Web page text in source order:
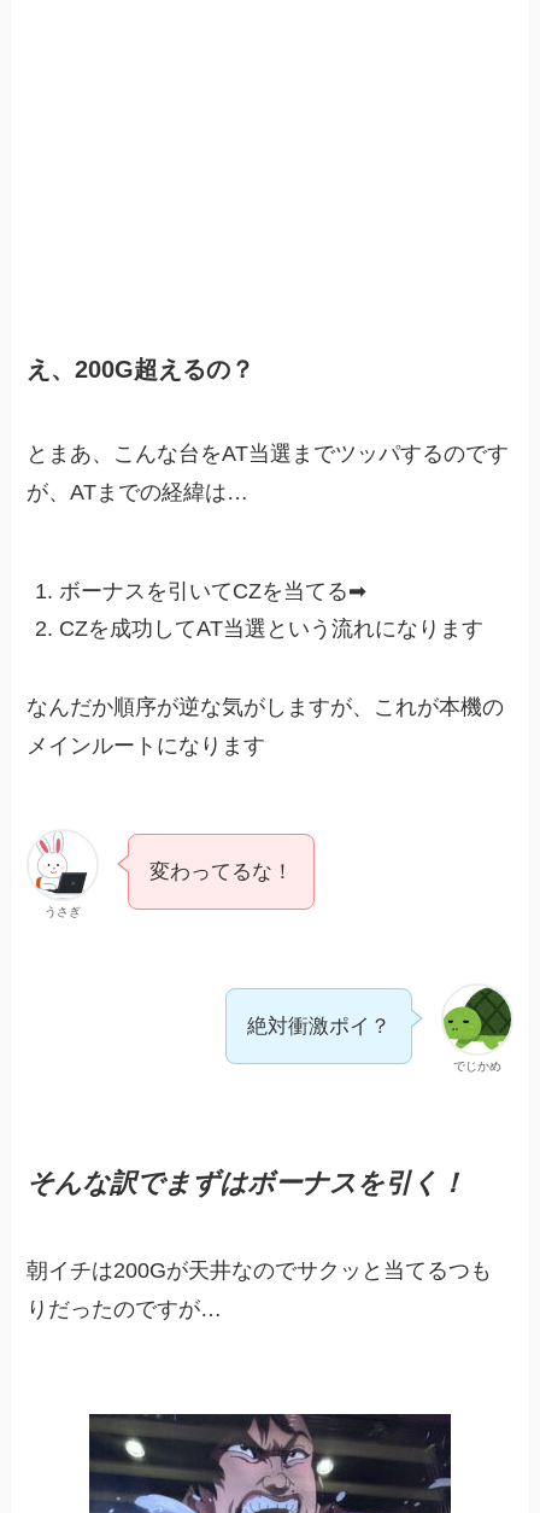
え、200G超えるの？
とまあ、こんな台をAT当選までツッパするのです
が、ATまでの経緯は…
ボーナスを引いてCZを当てる➡︎
CZを成功してAT当選という流れになります
なんだか順序が逆な気がしますが、これが本機の
メインルートになります
うさぎ
変わってるな！
でじかめ
絶対衝激ポイ？
そんな訳でまずはボーナスを引く！
朝イチは200Gが天井なのでサクッと当てるつも
りだったのですが…